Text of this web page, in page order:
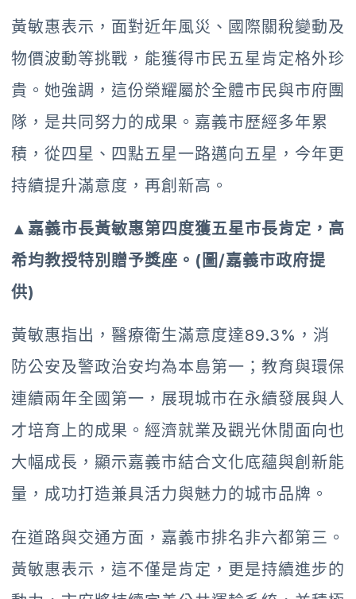
黃敏惠表示，面對近年風災、國際關稅變動及
物價波動等挑戰，能獲得市民五星肯定格外珍
貴。她強調，這份榮耀屬於全體市民與市府團
隊，是共同努力的成果。嘉義市歷經多年累
積，從四星、四點五星一路邁向五星，今年更
持續提升滿意度，再創新高。
▲嘉義市長黃敏惠第四度獲五星市長肯定，高
希均教授特別贈予獎座。(圖/嘉義市政府提
供)
黃敏惠指出，醫療衛生滿意度達89.3%，消
防公安及警政治安均為本島第一；教育與環保
連續兩年全國第一，展現城市在永續發展與人
才培育上的成果。經濟就業及觀光休閒面向也
大幅成長，顯示嘉義市結合文化底蘊與創新能
量，成功打造兼具活力與魅力的城市品牌。
在道路與交通方面，嘉義市排名非六都第三。
黃敏惠表示，這不僅是肯定，更是持續進步的